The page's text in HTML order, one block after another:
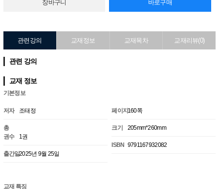
장바구니 바로구매
관련강의 교재정보 교재목차 교재리뷰(0)
관련 강의
교재 정보
기본정보
저자 조태정
총
권수
1권
출간일2025년 9월 25일
페이지160쪽
크기 205mm*260mm
ISBN 9791167932082
교재 특징